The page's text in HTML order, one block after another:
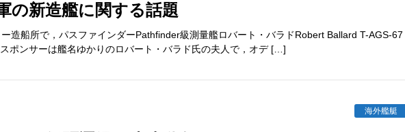
軍の新造艦に関する話題
造船所で，パスファインダーPathfinder級測量艦ロバート・バラドRobert Ballard T-AGS-67
ポンサーは艦名ゆかりのロバート・バラド氏の夫人で，オデ […]
海外艦艇